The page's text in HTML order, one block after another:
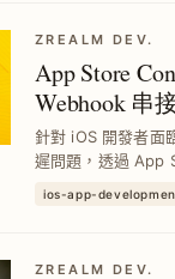
ZREALM DEV.
App Store
Webhook 串
CI/CD 自動
程
針對 iOS 開發者面
遲問題，透過 App
Fastlane 與 CI/CD
ios-app-
ZREALM DEV.